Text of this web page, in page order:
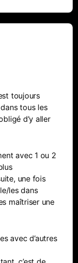
toujours
tous les
d’y aller
avec 1 ou 2
une fois
les dans
maîtriser une
avec d’autres